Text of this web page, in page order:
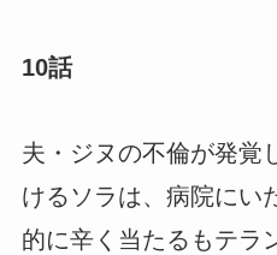
10話
夫・ジヌの不倫が発覚
けるソラは、病院にい
的に辛く当たるもテラ